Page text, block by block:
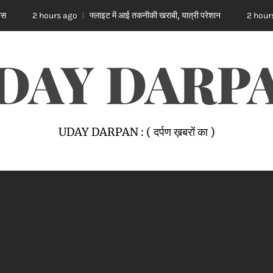
फ्लाइट में आई तकनीकी खराबी, यात्री परेशान 2 hours ago शनि देव
UDAY DARPAN : ( दर्पण ख़बरों का )